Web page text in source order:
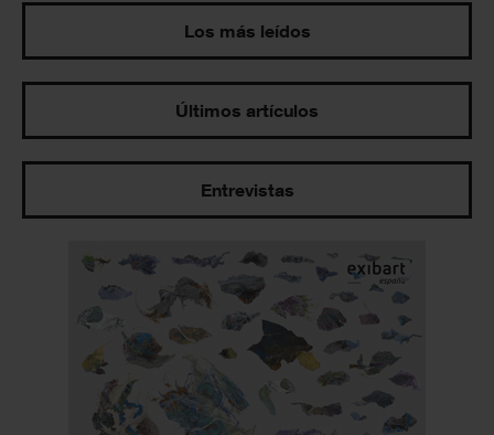
Los más leídos
Últimos artículos
Entrevistas